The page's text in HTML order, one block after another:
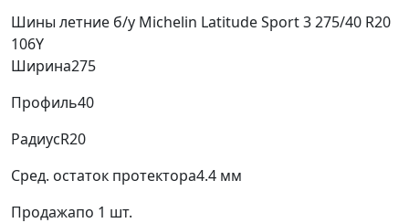
Шины летние б/у Michelin Latitude Sport 3 275/40 R20
106Y
Ширина275
Профиль40
РадиусR20
Сред. остаток протектора4.4 мм
Продажапо 1 шт.